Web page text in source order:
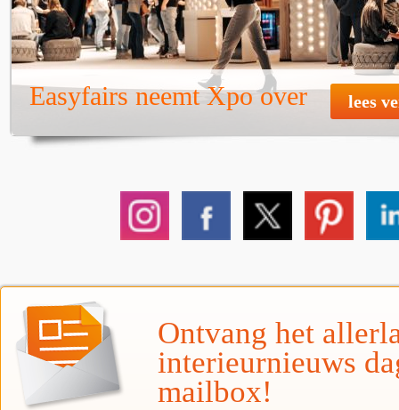
Easyfairs neemt Xpo over lees
Ontvang het
interieurnieuws
mailbox!